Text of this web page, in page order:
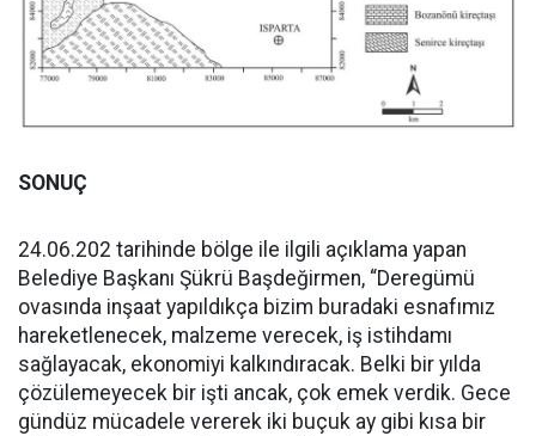
SONUÇ
24.06.202 tarihinde bölge ile ilgili açıklama yapan
Belediye Başkanı Şükrü Başdeğirmen, “Deregümü
ovasında inşaat yapıldıkça bizim buradaki esnafımız
hareketlenecek, malzeme verecek, iş istihdamı
sağlayacak, ekonomiyi kalkındıracak. Belki bir yılda
çözülemeyecek bir işti ancak, çok emek verdik. Gece
gündüz mücadele vererek iki buçuk ay gibi kısa bir